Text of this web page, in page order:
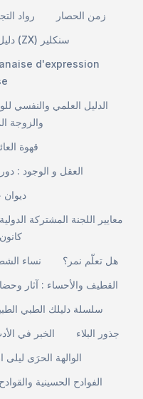
رواد
زمن الحصار
دليل برمجة حاسب سبكتروم (ZX) سنكلير
d'expression
الدليل العلمي والنفسي
والزوجة
قهوة
العقل و الوجود :
معايير اللجنة المشتركة
كانون
نساء
هل تعلّم نمر؟
القطيف والأحساء : آثار
سلسلة دليلك الطبي
الخبر في
جذور البلاء
الوالهة الحرَى ليلى
الفوادح الحسينية والقوادح